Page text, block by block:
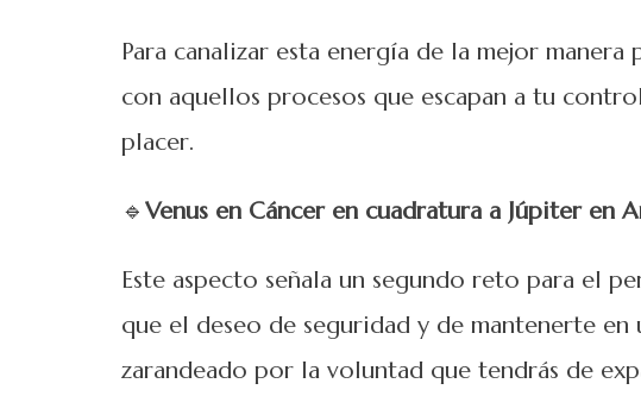
Para canalizar esta energía de la mejor
con aquellos procesos que escapan a tu
placer.
🔹 Venus en Cáncer en cuadratura a Júpiter en
Este aspecto señala un segundo reto para el
que el deseo de seguridad y de mantenerte
zarandeado por la voluntad que tendrás de